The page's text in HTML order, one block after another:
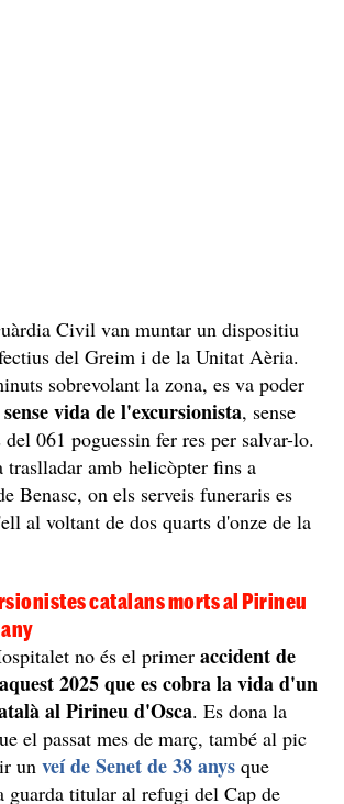
Civil van muntar un dispositiu
del Greim i de la Unitat Aèria.
sobrevolant la zona, es va poder
sense vida de l'excursionista, sense
061 poguessin fer res per salvar-lo.
traslladar amb helicòpter fins a
Benasc, on els serveis funeraris es
al voltant de dos quarts d'onze de la